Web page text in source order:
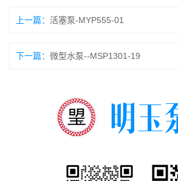
上一篇： 活塞泵-MYP555-01
下一篇： 微型水泵--MSP1301-19